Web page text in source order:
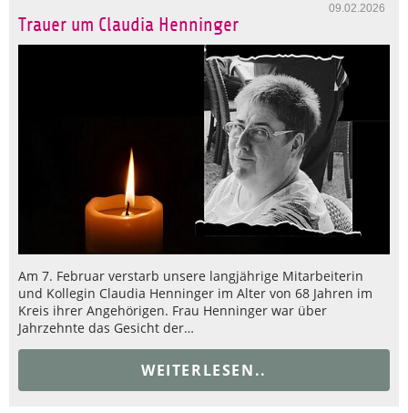
09.02.2026
Trauer um Claudia Henninger
Am 7. Februar verstarb unsere langjährige Mitarbeiterin
und Kollegin Claudia Henninger im Alter von 68 Jahren im
Kreis ihrer Angehörigen. Frau Henninger war über
Jahrzehnte das Gesicht der…
WEITERLESEN..